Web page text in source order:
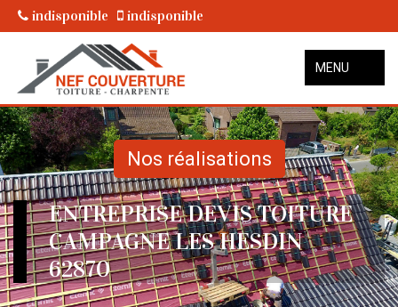
indisponible indisponible
MENU
Nos réalisations
ENTREPRISE DEVIS TOITURE
CAMPAGNE LES HESDIN
62870